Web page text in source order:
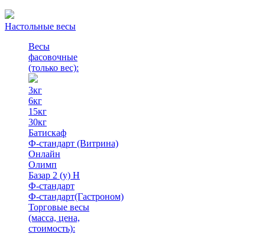
Настольные весы
Весы
фасовочные
(только вес):
3кг
6кг
15кг
30кг
Батискаф
Ф-стандарт (Витрина)
Онлайн
Олимп
Базар 2 (у) Н
Ф-стандарт
Ф-стандарт(Гастроном)
Торговые весы
(масса, цена,
стоимость):